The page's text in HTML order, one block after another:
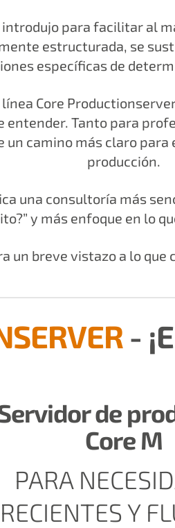
para facilitar al
estructurada, se
específicas de
Core
Tanto para
camino más claro
producción.
una consultoría más
y más enfoque en lo
un breve vistazo a lo que
-
de
Core M
PARA
Y